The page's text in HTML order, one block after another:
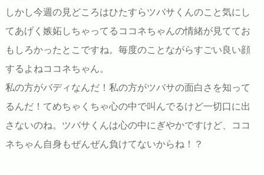
しかし今週の見どころはひたすらツバサくんのこと気にし
てあげく嫉妬しちゃってるココネちゃんの情緒が見ててお
もしろかったとこですね。毎度のことながらすごい良い顔
するよねココネちゃん。
私の方がバディなんだ！私の方がツバサの面白さを知って
るんだ！てめちゃくちゃ心の中で叫んでるけど一切口に出
さないのね。ツバサくんは心の中にぎやかですけど、ココ
ネちゃん自身もぜんぜん負けてないからね！？